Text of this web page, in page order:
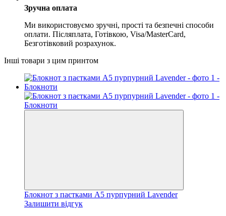
Зручна оплата
Ми використовуємо зручні, прості та безпечні способи
оплати. Післяплата, Готівкою, Visa/MasterCard,
Безготівковий розрахунок.
Інші товари з цим принтом
Блокнот з паєтками А5 пурпурний Lavender
Залишити відгук